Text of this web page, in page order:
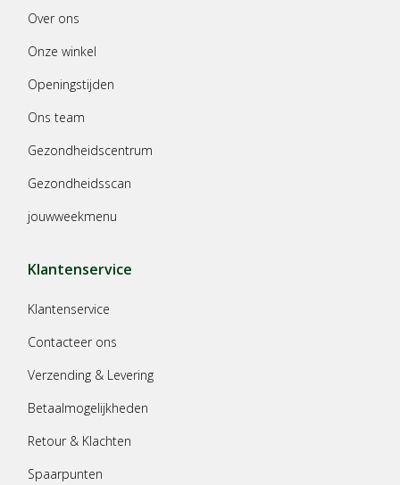
Over ons
Onze winkel
Openingstijden
Ons team
Gezondheidscentrum
Gezondheidsscan
jouwweekmenu
Klantenservice
Klantenservice
Contacteer ons
Verzending & Levering
Betaalmogelijkheden
Retour & Klachten
Spaarpunten